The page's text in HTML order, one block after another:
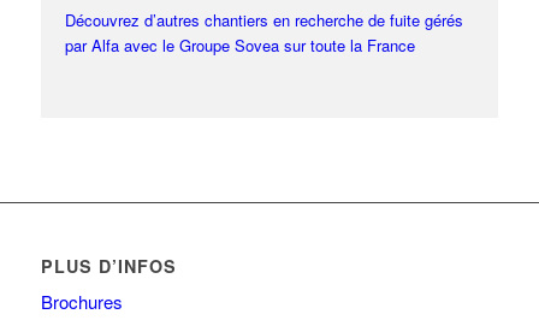
Découvrez d’autres chantiers en recherche de fuite gérés
par Alfa avec le Groupe Sovea sur toute la France
PLUS D’INFOS
Brochures